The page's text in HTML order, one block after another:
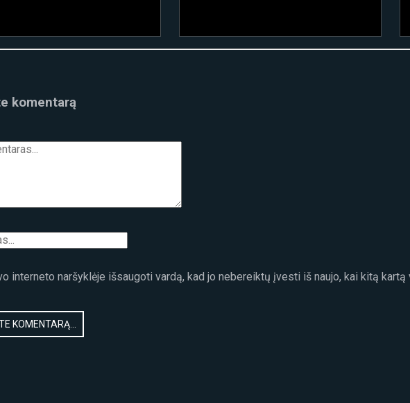
komentarą
interneto naršyklėje išsaugoti vardą, kad jo nebereiktų įvesti iš naujo, kai kitą kartą